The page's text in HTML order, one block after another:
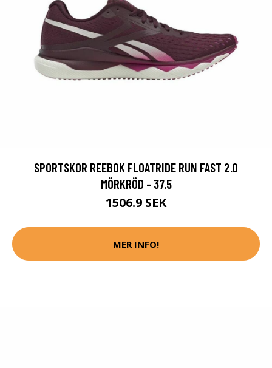
SPORTSKOR REEBOK FLOATRIDE RUN FAST 2.0
MÖRKRÖD - 37.5
1506.9 SEK
MER INFO!